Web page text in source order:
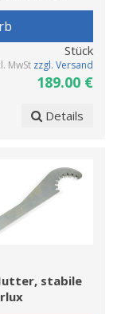
Stück
MwSt zzgl. Versand
189.00 €
Details
stabile